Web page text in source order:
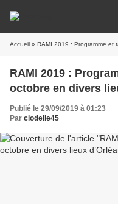
Accueil » RAMI 2019 : Programme et tarifs
RAMI 2019 :
octobre en divers
Publié le 29/09/2019 à 01:23
Par clodelle45